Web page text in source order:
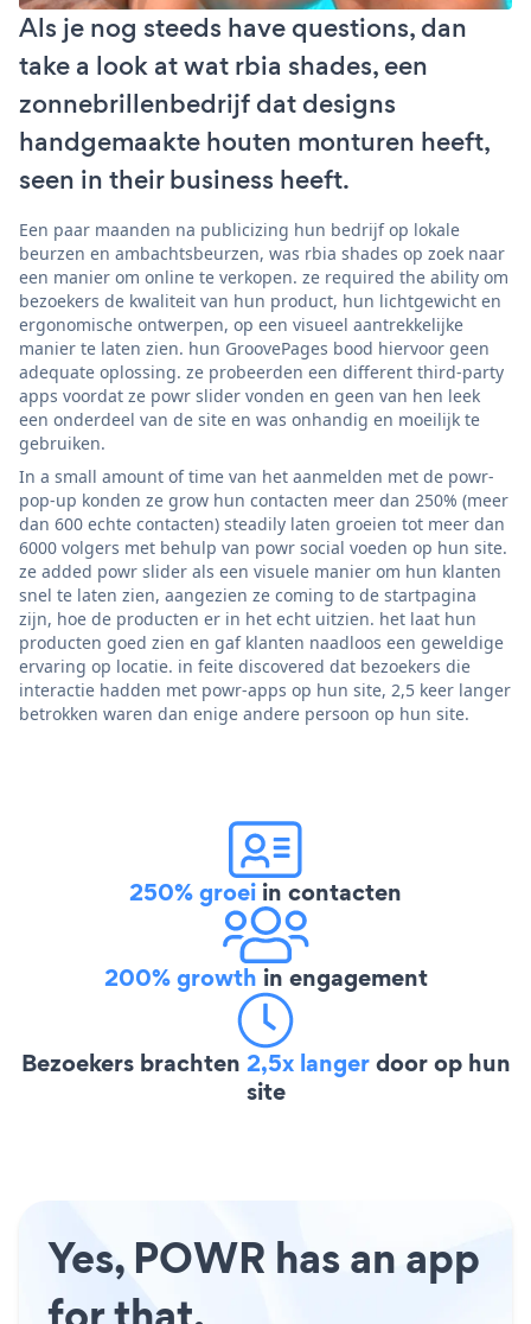
Als je nog steeds have questions, dan
take a look at wat rbia shades, een
zonnebrillenbedrijf dat designs
handgemaakte houten monturen heeft,
seen in their business heeft.
Een paar maanden na publicizing hun bedrijf op lokale
beurzen en ambachtsbeurzen, was rbia shades op zoek naar
een manier om online te verkopen. ze required the ability om
bezoekers de kwaliteit van hun product, hun lichtgewicht en
ergonomische ontwerpen, op een visueel aantrekkelijke
manier te laten zien. hun GroovePages bood hiervoor geen
adequate oplossing. ze probeerden een different third-party
apps voordat ze powr slider vonden en geen van hen leek
een onderdeel van de site en was onhandig en moeilijk te
gebruiken.
In a small amount of time van het aanmelden met de powr-
pop-up konden ze grow hun contacten meer dan 250% (meer
dan 600 echte contacten) steadily laten groeien tot meer dan
6000 volgers met behulp van powr social voeden op hun site.
ze added powr slider als een visuele manier om hun klanten
snel te laten zien, aangezien ze coming to de startpagina
zijn, hoe de producten er in het echt uitzien. het laat hun
producten goed zien en gaf klanten naadloos een geweldige
ervaring op locatie. in feite discovered dat bezoekers die
interactie hadden met powr-apps op hun site, 2,5 keer langer
betrokken waren dan enige andere persoon op hun site.
250% groei in contacten
200% growth in engagement
Bezoekers brachten 2,5x langerdoor op hun
site
Yes, POWR has an app